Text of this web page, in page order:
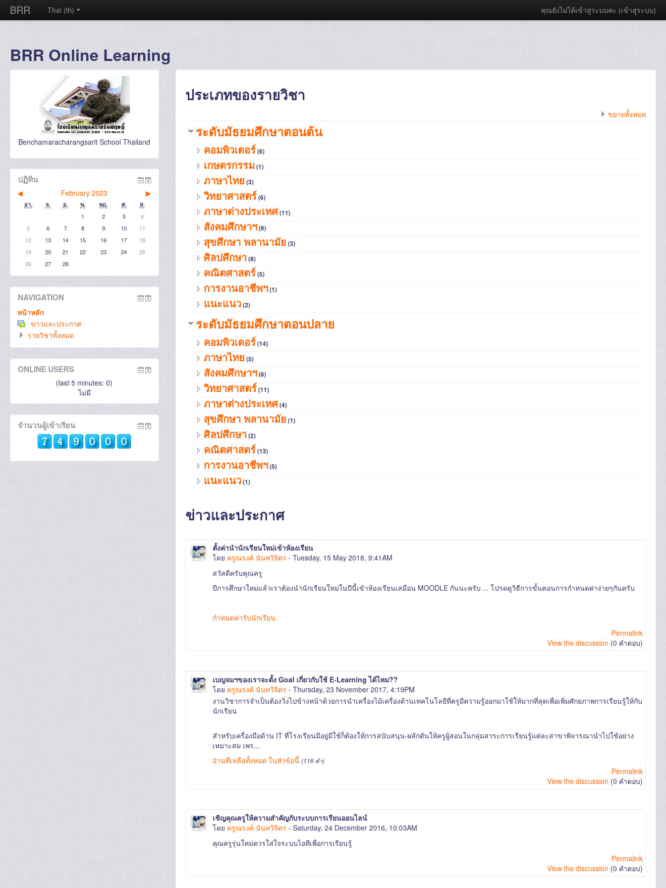
BRR คุณยังไม่ได้เข้าสู่ระบบค่ะ (เข้าสู่ระบบ)
Thai ‎(th)‎
BRR Online Learning
ประเภทของรายวิชา
ขยายทั้งหมด
ระดับมัธยมศึกษาตอนต้น
คอมพิวเตอร์(6)
เกษตรกรรม (1)
ภาษาไทย (3)
วิทยาศาสตร์(6)
ภาษาต่างประเทศ(11)
สังคมศึกษาฯ(9)
สุขศึกษา พลานามัย (3)
ศิลปศึกษา(8)
คณิตศาสตร์(5)
การงานอาชีพฯ(1)
แนะแนว(2)
ระดับมัธยมศึกษาตอนปลาย
คอมพิวเตอร์(14)
ภาษาไทย (5)
สังคมศึกษาฯ(6)
วิทยาศาสตร์(11)
ภาษาต่างประเทศ(4)
สุขศึกษา พลานามัย (1)
ศิลปศึกษา(2)
คณิตศาสตร์(13)
การงานอาชีพฯ(5)
แนะแนว(1)
ข่าวและประกาศ
ตั้งค่านำนักเรียนใหม่เข้าห้องเรียน
โดย ครูณรงค์ นันทวิจิตร - Tuesday, 15 May 2018, 9:41AM
สวัสดีครับคุณครู
ปีการศึกษาใหม่แล้วเราต้องนำนักเรียนใหม่ในปีนี้เข้าห้องเรียนเสมือน MOODLE กันนะครับ ... โปรดดูวิธีการขั้นตอนการกำหนดค่าง่ายๆกันครับ
กำหนดค่ารับนักเรียน
Permalink
View the discussion (0 คำตอบ)
เบญจมฯของเราจะตั้ง Goal เกี่ยวกับใช้ E-Learning ได้ไหม??
โดย ครูณรงค์ นันทวิจิตร - Thursday, 23 November 2017, 4:19PM
งานวิชาการจำเป็นต้องวิ่งไปข้างหน้าด้วยการนำเครื่องไม้เครื่องด้านเทคโนโลยีที่ครูมีความรู้ออกมาใช้ให้มากที่สุดเพื่อเพิ่มศักยภาพการเรียนรู้ให้กับ
นักเรียน
สำหรับเครื่องมือด้าน IT ที่โรงเรียนมีอยู่มีใช้ก็ต้องให้การสนับสนุน-ผลักดันให้ครูผู้สอนในกลุ่มสาระการเรียนรู้แต่ละสาขาพิจารณานำไปใช้อย่าง
เหมาะสม เพร...
อ่านที่เหลือทั้งหมด ในหัวข้อนี้ (116 คำ)
Permalink
View the discussion (0 คำตอบ)
เชิญคุณครูให้ความสำคัญกับระบบการเรียนออนไลน์
โดย ครูณรงค์ นันทวิจิตร - Saturday, 24 December 2016, 10:03AM
คุณครูรุ่นใหม่ควรใส่ใจระบบไอทีเพื่อการเรียนรู้
Permalink
View the discussion (0 คำตอบ)
Benchamaracharangsarit School Thailand
ปฏิทิน
◀︎ February 2023 ▶︎
อา. จ. อ. พ. พฤ. ศ.
ส.
1
2 3
4
5
6 7 8 9 10
11
12
13 14 15 16 17
18
19
20 21 22 23 24
25
26
27 28
NAVIGATION
หน้าหลัก
ข่าวและประกาศ
รายวิชาทั้งหมด
ONLINE USERS
(last 5 minutes: 0)
ไม่มี
จำนวนผู้เข้าเรียน